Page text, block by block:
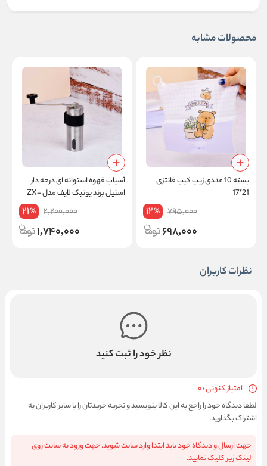
محصولات مشابه
بسته 10 عددی زیپ کیپ فانتزی
21*17
795,000
12%
698,000
آسیاب قهوه استوانه ای درجه دار
استیل برند یونیک لایف مدل ZX-
2,200,000
21%
1,740,000
نظرات کاربران
نظر خود را ثبت کنید
امتیاز کنونی : 0
لطفا دیدگاه خود را راجع به این کالا بنویسید و تجربه خریدتان را با سایر کاربران به
اشتراک بگذارید.
جهت ارسال و دیدگاه خود باید ابتدا وارد سایت شوید. جهت ورود به سایت روی
لینک زیر کلیک نمایید.